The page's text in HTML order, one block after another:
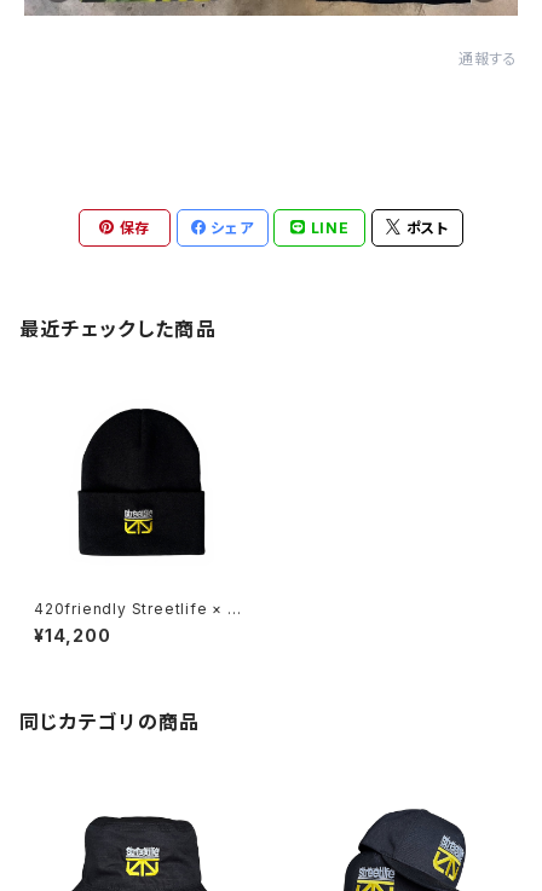
通報する
保存 シェア LINE ポスト
最近チェックした商品
420friendly Streetlife × Th
e Seventh Letter Limited C
apsule 【数量限定】
¥14,200
同じカテゴリの商品